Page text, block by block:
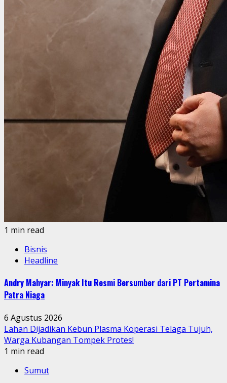
1 min read
Bisnis
Headline
Andry Mahyar: Minyak Itu Resmi Bersumber dari PT Pertamina
Patra Niaga
6 Agustus 2026
Lahan Dijadikan Kebun Plasma Koperasi Telaga Tujuh,
Warga Kubangan Tompek Protes!
1 min read
Sumut